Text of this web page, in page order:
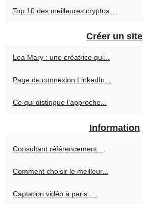
Top 10 des meilleures cryptos...
Créer un site
Lea Mary : une créatrice qui...
Page de connexion LinkedIn...
Ce qui distingue l’approche...
Information
Consultant référencement...
Comment choisir le meilleur...
Captation vidéo à paris :...